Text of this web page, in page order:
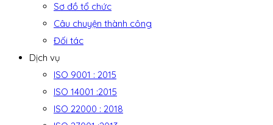
Sơ đồ tổ chức
Câu chuyện thành công
Đối tác
Dịch vụ
ISO 9001 : 2015
ISO 14001 :2015
ISO 22000 : 2018